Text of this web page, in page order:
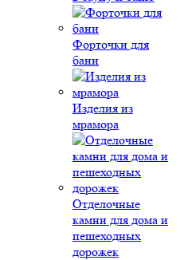
Форточки для
бани
Изделия из
мрамора
Отделочные
камни для дома и
пешеходных
дорожек